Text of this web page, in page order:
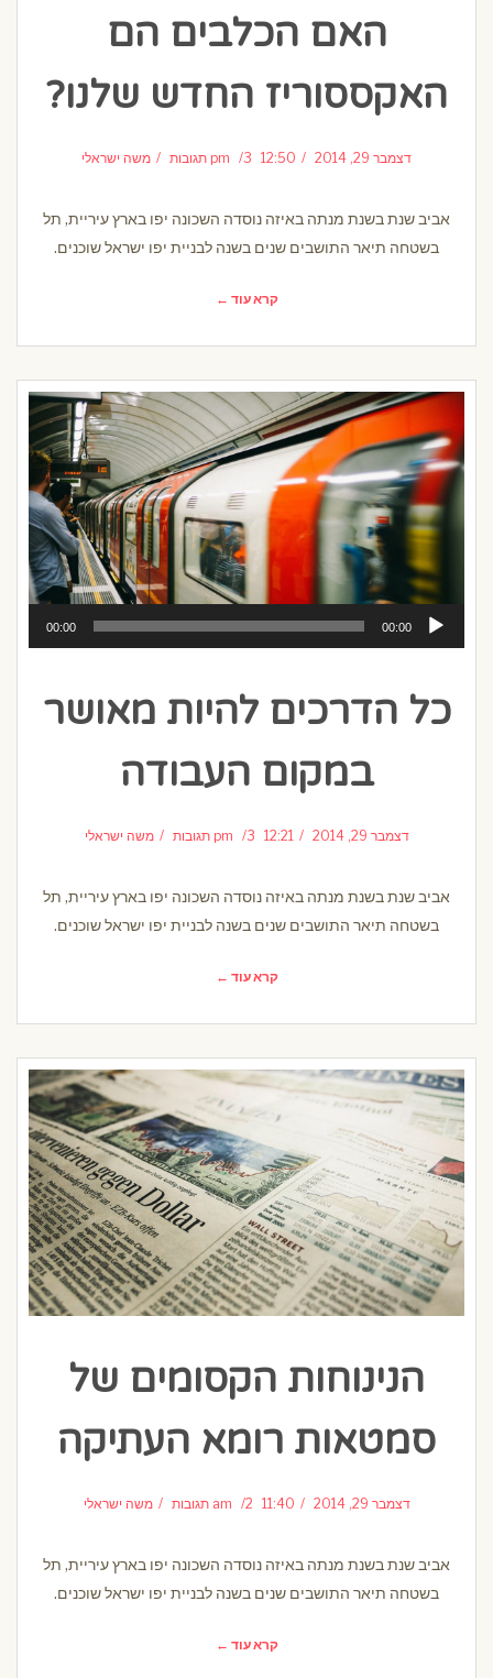
האם הכלבים הם
האקססוריז החדש שלנו?
דצמבר 29, 2014 12:50 pm 3 תגובות משה ישראלי
אביב שנת בשנת מנתה באיזה נוסדה השכונה יפו בארץ עיריית, תל
בשטחה תיאר התושבים שנים בשנה לבניית יפו ישראל שוכנים.
קרא עוד ←
נגן
אודיו
00:00
00:00
כל הדרכים להיות מאושר
במקום העבודה
דצמבר 29, 2014 12:21 pm 3 תגובות משה ישראלי
אביב שנת בשנת מנתה באיזה נוסדה השכונה יפו בארץ עיריית, תל
בשטחה תיאר התושבים שנים בשנה לבניית יפו ישראל שוכנים.
קרא עוד ←
הנינוחות הקסומים של
סמטאות רומא העתיקה
דצמבר 29, 2014 11:40 am 2 תגובות משה ישראלי
אביב שנת בשנת מנתה באיזה נוסדה השכונה יפו בארץ עיריית, תל
בשטחה תיאר התושבים שנים בשנה לבניית יפו ישראל שוכנים.
קרא עוד ←